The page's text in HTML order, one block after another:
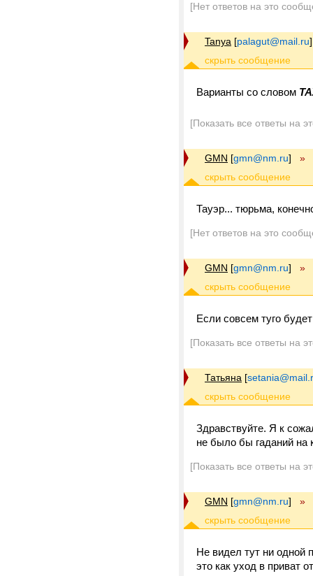
[Нет ответов на это
Tanya [palagut@mail.ru]
Варианты со словом
[Показать все ответы на
GMN [gmn@nm.ru] »
Тауэр... тюрьма,
[Нет ответов на это
GMN [gmn@nm.ru] »
Если совсем туго
[Показать все ответы на
Татьяна [
Здравствуйте. Я к
не было бы гаданий на
[Показать все ответы на
GMN [gmn@nm.ru] »
Не видел тут ни одной
это как уход в приват